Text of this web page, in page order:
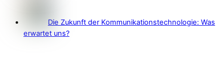
Die Zukunft der Kommunikationstechnologie: Was
erwartet uns?